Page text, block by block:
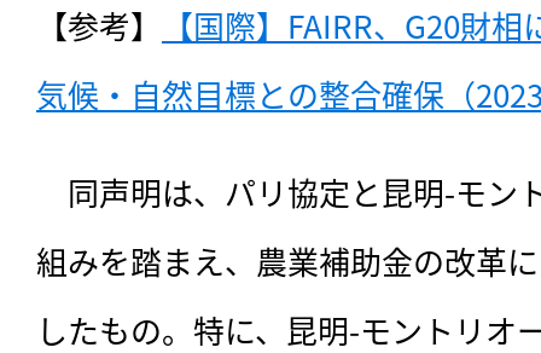
【参考】
【国際】FAIRR、G20財
気候・自然目標との整合確保（
同声明は、 パリ協定と昆明-モン
組みを踏まえ、農業補助金の改革
したもの。特に、昆明-モントリオ